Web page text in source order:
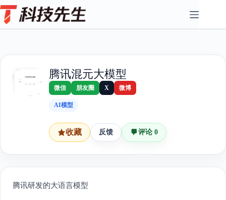
Skip
to
content
腾讯混元大模型
微信 朋友圈 X 微博
AI模型
收藏 反馈 评论 0
腾讯研发的大语言模型